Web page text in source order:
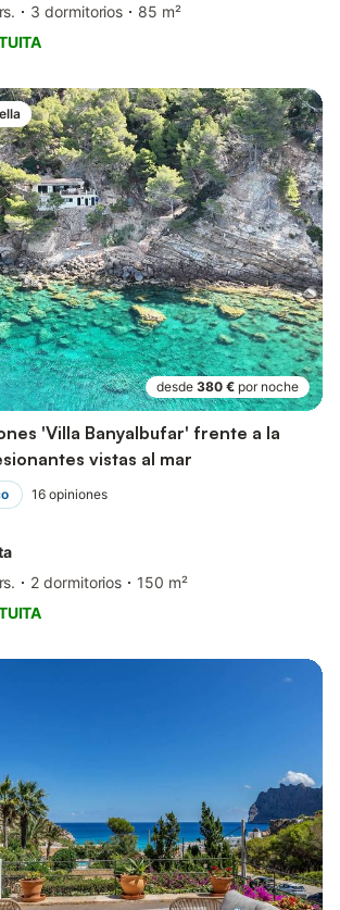
3 dormitorios
85 m²
desde 380 € por noche
'Villa Banyalbufar' frente a la
vistas al mar
16 opiniones
2 dormitorios
150 m²